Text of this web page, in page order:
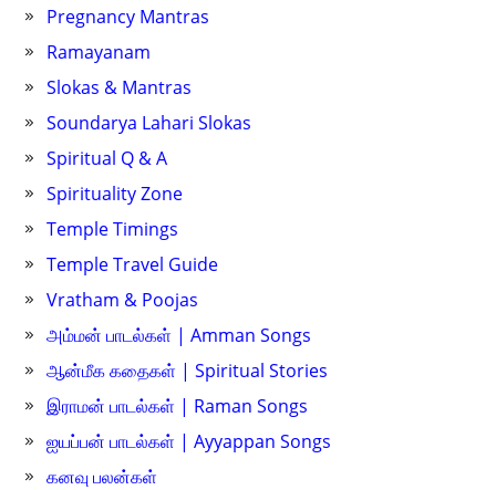
Pregnancy Mantras
Ramayanam
Slokas & Mantras
Soundarya Lahari Slokas
Spiritual Q & A
Spirituality Zone
Temple Timings
Temple Travel Guide
Vratham & Poojas
அம்மன் பாடல்கள் | Amman Songs
ஆன்மீக கதைகள் | Spiritual Stories
இராமன் பாடல்கள் | Raman Songs
ஐயப்பன் பாடல்கள் | Ayyappan Songs
கனவு பலன்கள்